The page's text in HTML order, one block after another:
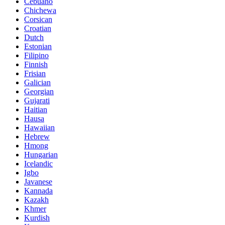
Chichewa
Corsican
Croatian
Dutch
Estonian
Filipino
Finnish
Frisian
Galician
Georgian
Gujarati
Haitian
Hausa
Hawaiian
Hebrew
Hmong
Hungarian
Icelandic
Igbo
Javanese
Kannada
Kazakh
Khmer
Kurdish